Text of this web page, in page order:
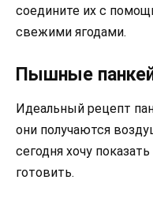
соедините их с
свежими ягодами.
Пышные
Идеальный рецепт
они получаются
сегодня хочу
готовить.